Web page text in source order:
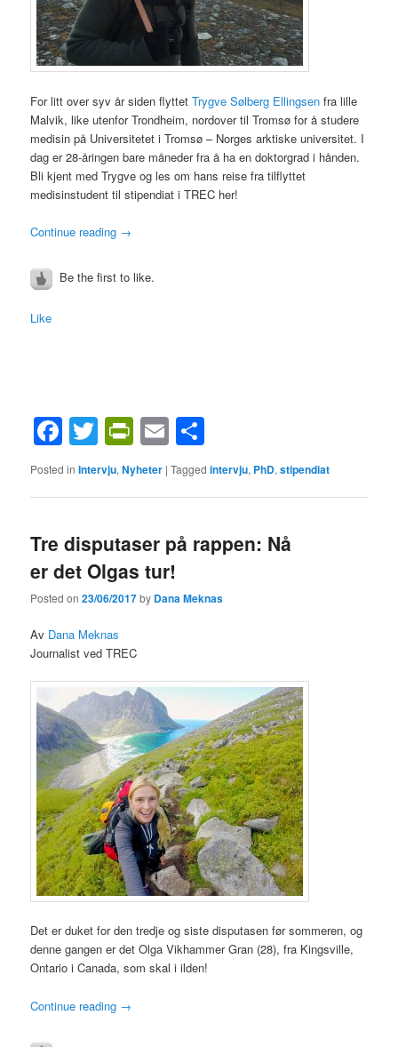
For litt over syv år siden flyttetTrygve Sølberg Ellingsen fra lille
Malvik, like utenfor Trondheim, nordover til Tromsø for å studere
medisin på Universitetet i Tromsø – Norges arktiske universitet. I
dag er 28-åringen bare måneder fra å ha en doktorgrad i hånden.
Bli kjent med Trygve og les om hans reise fra tilflyttet
medisinstudent til stipendiat i TREC her!
Continue reading →
Be the first to like.
Like
Facebook
Twitter
PrintFriendly
Email
Posted in Intervju,Nyheter |Tagged intervju, PhD,stipendiat
Tre disputaser på rappen: Nå
er det Olgas tur!
Posted on23/06/2017by Dana Meknas
Av Dana Meknas
Journalist ved TREC
Det er duket for den tredje og siste disputasen før sommeren, og
denne gangen er det Olga Vikhammer Gran (28), fra Kingsville,
Ontario i Canada, som skal i ilden!
Continue reading →